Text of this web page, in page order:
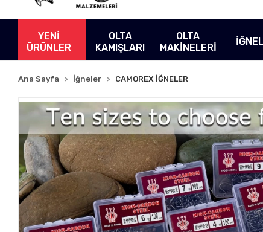
YENİ
ÜRÜNLER
OLTA
KAMIŞLARI
OLTA
MAKİNELERİ
Ana Sayfa İğneler CAMOREX İĞNELER